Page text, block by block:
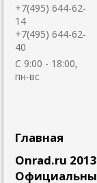
+7(495) 644-62-
14
+7(495) 644-62-
40
C 9:00 - 18:00,
пн-вс
Главная
Onrad.ru